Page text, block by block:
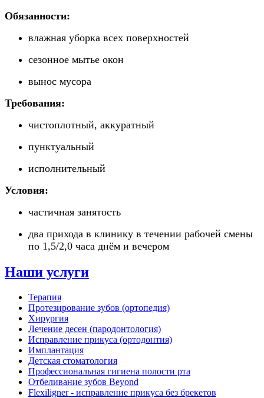
Обязанности:
влажная уборка всех поверхностей
сезонное мытье окон
вынос мусора
Требования:
чистоплотный, аккуратный
пунктуальный
исполнительный
Условия:
частичная занятость
два прихода в клинику в течении рабочей смены
по 1,5/2,0 часа днём и вечером
Наши услуги
Терапия
Протезирование зубов (ортопедия)
Хирургия
Лечение десен (пародонтология)
Исправление прикуса (ортодонтия)
Имплантация
Детская стоматология
Профессиональная гигиена полости рта
Отбеливание зубов Beyond
Flexiligner - исправление прикуса без брекетов